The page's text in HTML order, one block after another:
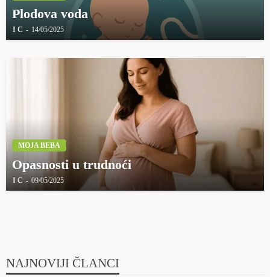
Plodova voda
I C 14/05/2025
MOJA BEBA
Opasnosti u trudnoći
I C 09/05/2025
NAJNOVIJI ČLANCI